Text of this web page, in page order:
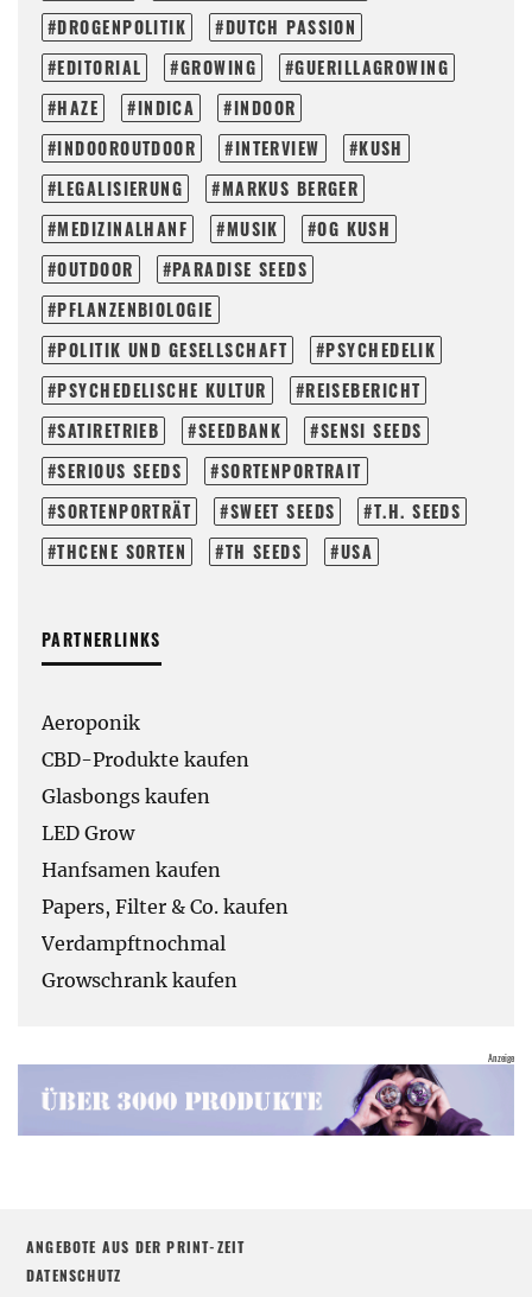
DROGENPOLITIK
DUTCH PASSION
EDITORIAL
GROWING
GUERILLAGROWING
HAZE
INDICA
INDOOR
INDOOROUTDOOR
INTERVIEW
KUSH
LEGALISIERUNG
MARKUS BERGER
MEDIZINALHANF
MUSIK
OG KUSH
OUTDOOR
PARADISE SEEDS
PFLANZENBIOLOGIE
POLITIK UND GESELLSCHAFT
PSYCHEDELIK
PSYCHEDELISCHE KULTUR
REISEBERICHT
SATIRETRIEB
SEEDBANK
SENSI SEEDS
SERIOUS SEEDS
SORTENPORTRAIT
SORTENPORTRÄT
SWEET SEEDS
T.H. SEEDS
THCENE SORTEN
TH SEEDS USA
PARTNERLINKS
Aeroponik
CBD-Produkte kaufen
Glasbongs kaufen
LED Grow
Hanfsamen kaufen
Papers, Filter & Co. kaufen
Verdampftnochmal
Growschrank kaufen
ANGEBOTE AUS DER PRINT-ZEIT
DATENSCHUTZ